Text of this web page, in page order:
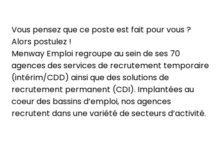
Vous pensez que ce poste est fait pour vous ?
Alors postulez !
Menway Emploi regroupe au sein de ses 70
agences des services de recrutement temporaire
(intérim/CDD) ainsi que des solutions de
recrutement permanent (CDI). Implantées au
coeur des bassins d’emploi, nos agences
recrutent dans une variété de secteurs d’activité.